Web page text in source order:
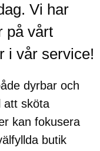
Vi har
på vårt
i vår service!
dyrbar och
att sköta
kan fokusera
butik